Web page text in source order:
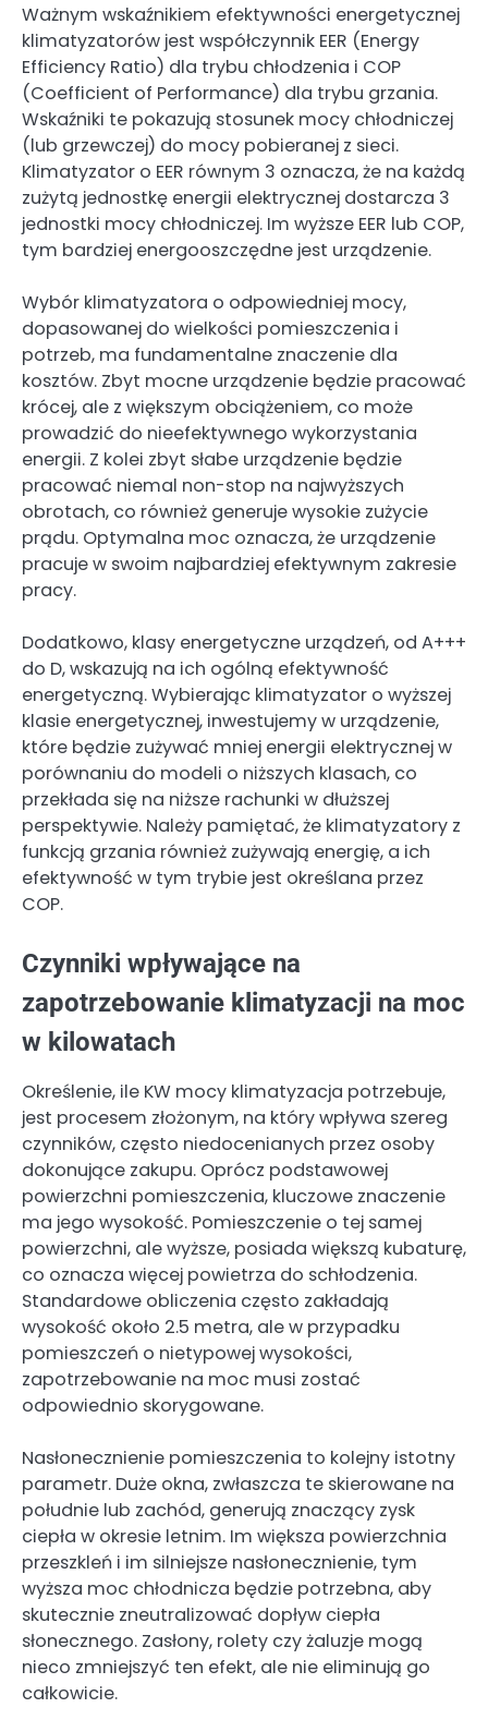
Ważnym wskaźnikiem efektywności energetycznej
klimatyzatorów jest współczynnik EER (Energy
Efficiency Ratio) dla trybu chłodzenia i COP
(Coefficient of Performance) dla trybu grzania.
Wskaźniki te pokazują stosunek mocy chłodniczej
(lub grzewczej) do mocy pobieranej z sieci.
Klimatyzator o EER równym 3 oznacza, że na każdą
zużytą jednostkę energii elektrycznej dostarcza 3
jednostki mocy chłodniczej. Im wyższe EER lub COP,
tym bardziej energooszczędne jest urządzenie.
Wybór klimatyzatora o odpowiedniej mocy,
dopasowanej do wielkości pomieszczenia i
potrzeb, ma fundamentalne znaczenie dla
kosztów. Zbyt mocne urządzenie będzie pracować
krócej, ale z większym obciążeniem, co może
prowadzić do nieefektywnego wykorzystania
energii. Z kolei zbyt słabe urządzenie będzie
pracować niemal non-stop na najwyższych
obrotach, co również generuje wysokie zużycie
prądu. Optymalna moc oznacza, że urządzenie
pracuje w swoim najbardziej efektywnym zakresie
pracy.
Dodatkowo, klasy energetyczne urządzeń, od A+++
do D, wskazują na ich ogólną efektywność
energetyczną. Wybierając klimatyzator o wyższej
klasie energetycznej, inwestujemy w urządzenie,
które będzie zużywać mniej energii elektrycznej w
porównaniu do modeli o niższych klasach, co
przekłada się na niższe rachunki w dłuższej
perspektywie. Należy pamiętać, że klimatyzatory z
funkcją grzania również zużywają energię, a ich
efektywność w tym trybie jest określana przez
COP.
Czynniki wpływające na
zapotrzebowanie klimatyzacji na moc
w kilowatach
Określenie, ile KW mocy klimatyzacja potrzebuje,
jest procesem złożonym, na który wpływa szereg
czynników, często niedocenianych przez osoby
dokonujące zakupu. Oprócz podstawowej
powierzchni pomieszczenia, kluczowe znaczenie
ma jego wysokość. Pomieszczenie o tej samej
powierzchni, ale wyższe, posiada większą kubaturę,
co oznacza więcej powietrza do schłodzenia.
Standardowe obliczenia często zakładają
wysokość około 2.5 metra, ale w przypadku
pomieszczeń o nietypowej wysokości,
zapotrzebowanie na moc musi zostać
odpowiednio skorygowane.
Nasłonecznienie pomieszczenia to kolejny istotny
parametr. Duże okna, zwłaszcza te skierowane na
południe lub zachód, generują znaczący zysk
ciepła w okresie letnim. Im większa powierzchnia
przeszkleń i im silniejsze nasłonecznienie, tym
wyższa moc chłodnicza będzie potrzebna, aby
skutecznie zneutralizować dopływ ciepła
słonecznego. Zasłony, rolety czy żaluzje mogą
nieco zmniejszyć ten efekt, ale nie eliminują go
całkowicie.